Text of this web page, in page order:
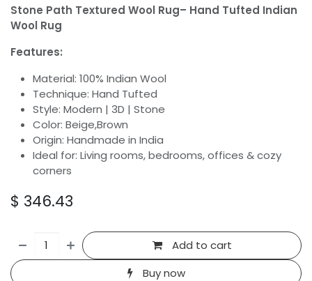
Stone Path Textured Wool Rug– Hand Tufted Indian
Wool Rug
Features:
Material: 100% Indian Wool
Technique: Hand Tufted
Style: Modern | 3D | Stone
Color: Beige,Brown
Origin: Handmade in India
Ideal for: Living rooms, bedrooms, offices & cozy
corners
$ 346.43
Add to cart
Buy now